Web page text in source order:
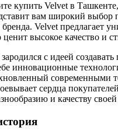
купить Velvet в
вам широкий выбор
бренда. Velvet предлагает
ценит высокое качество и
с идеей
инновационные
современными
сердца
и качеству